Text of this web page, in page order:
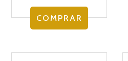
COMPRAR